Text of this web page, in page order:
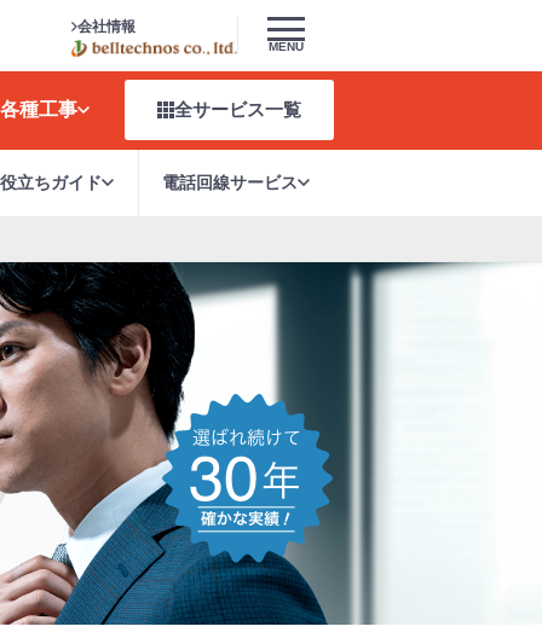
会社情報
MENU
各種工事 全サービス一覧
立ちガイド 電話回線サービス